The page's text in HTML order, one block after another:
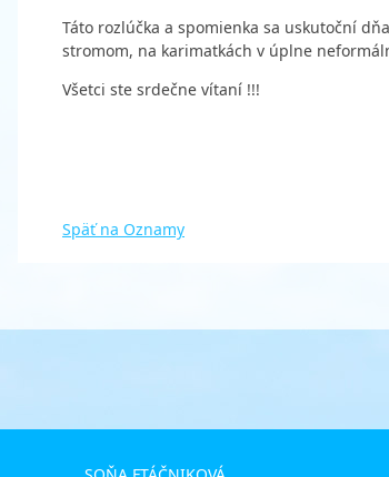
Táto rozlúčka a spomienka sa uskutoční dňa
stromom, na karimatkách v úplne
Všetci ste srdečne vítaní !!!
Soňa Ftáčniková,
Späť na Oznamy